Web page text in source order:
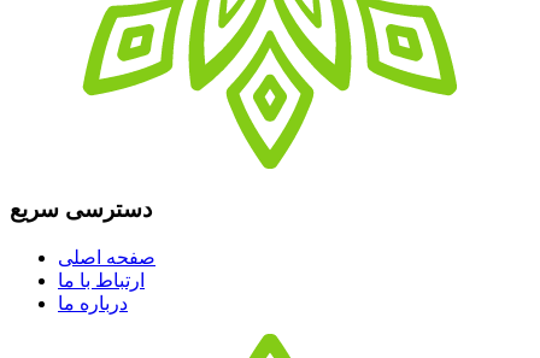
دسترسی سریع
صفحه اصلی
ارتباط با ما
درباره ما